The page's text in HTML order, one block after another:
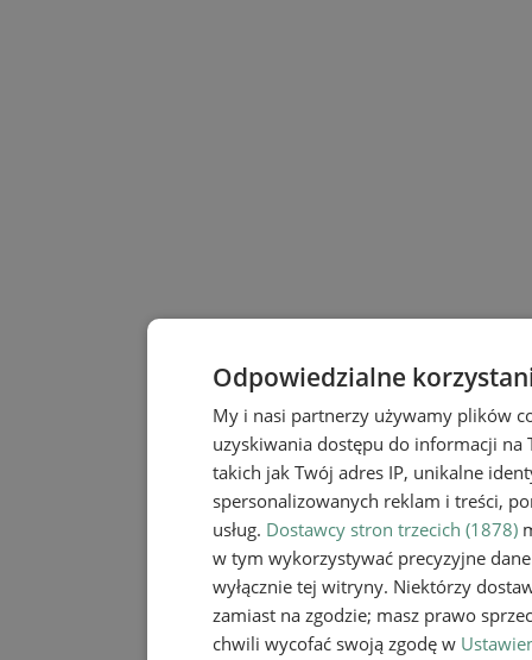
Odpowiedzialne
My i nasi partnerzy używamy plików
uzyskiwania dostępu do informacji
takich jak Twój adres IP, unikalne
spersonalizowanych reklam i treści,
usług. Dostawcy stron trzecich (1878)
w tym wykorzystywać precyzyjne
wyłącznie tej witryny. Niektórzy
zamiast na zgodzie; masz prawo
chwili wycofać swoją zgodę w